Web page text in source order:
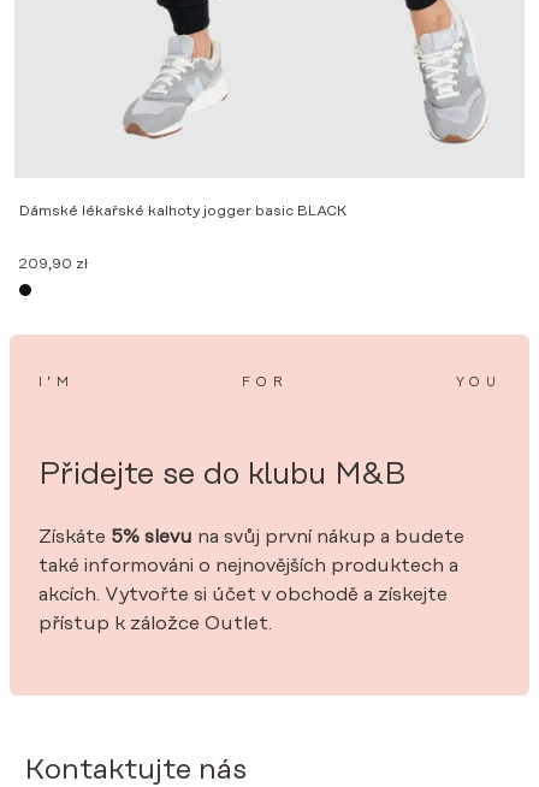
Dámské lékařské kalhoty jogger basic BLACK
209,90 zł
Kontaktujte nás
I’M FOR YOU
Přidejte se do klubu M&B
Získáte 5% slevu na svůj první nákup a budete
také informováni o nejnovějších produktech a
akcích. Vytvořte si účet v obchodě a získejte
přístup k záložce Outlet.